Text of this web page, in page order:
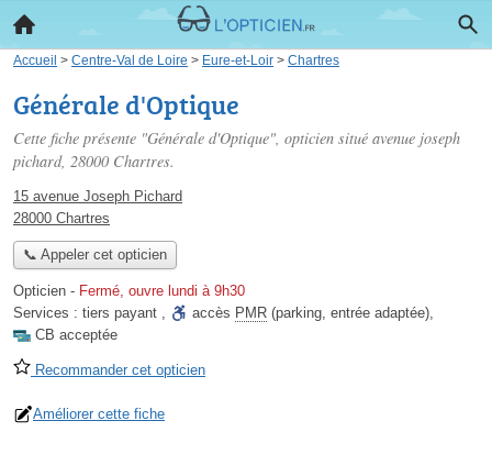
Accueil > Centre-Val de Loire > Eure-et-Loir > Chartres
Générale d'Optique
Cette fiche présente "Générale d'Optique", opticien situé avenue joseph
pichard, 28000 Chartres.
15 avenue Joseph Pichard
28000 Chartres
📞 Appeler cet opticien
Opticien - Fermé, ouvre lundi à 9h30
Services : tiers payant , accès PMR (parking, entrée adaptée),
CB acceptée
Recommander cet opticien
Améliorer cette fiche